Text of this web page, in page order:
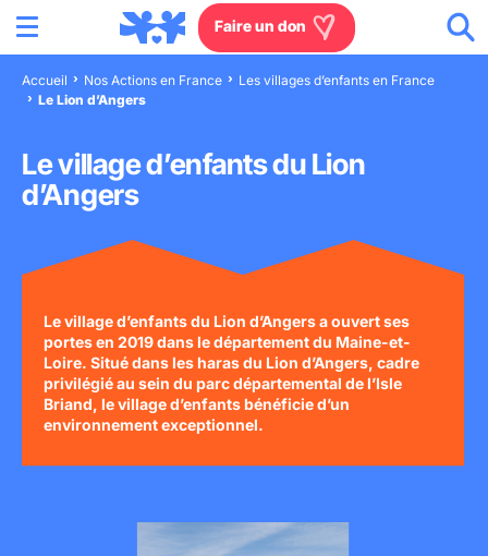
Aller à la recherche
Aller au pied de page
Faire un don
Nous connaître
Actions en France
Actualités
Rejoignez-nous
Les villages d'enfants
Accueil Nos Actions en France
Les villages d’enfants en France
Le Lion d’Angers
Le village d’enfants du Lion
d’Angers
Le village d’enfants du Lion d’Angers a ouvert ses
portes en 2019 dans le département du Maine-et-
Loire. Situé dans les haras du Lion d’Angers, cadre
privilégié au sein du parc départemental de l’Isle
Briand, le village d’enfants bénéficie d’un
environnement exceptionnel.